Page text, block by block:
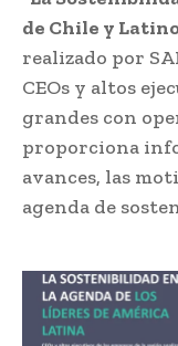
de Chile y
realizado por
CEOs y altos
grandes con
proporciona
avances, las
agenda de